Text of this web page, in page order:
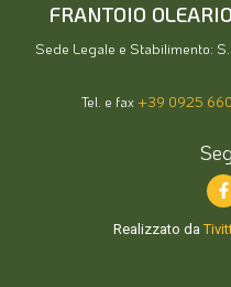
FRANTOIO
Sede Legale e Stabilimento:
Tel. e fax+39 0925
Realizzato da